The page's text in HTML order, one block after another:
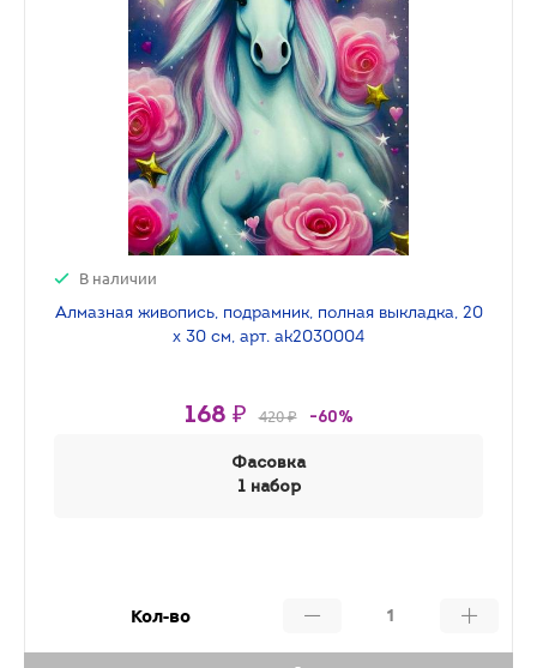
В наличии
Алмазная живопись, подрамник, полная выкладка, 20
х 30 см, арт. ak2030004
168 ₽ 420 ₽ -60%
Фасовка
1 набор
Кол-во